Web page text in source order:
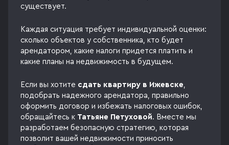
существует.
Каждая ситуация требует индивидуальной оценки:
сколько объектов у собственника, кто будет
арендатором, какие налоги придется платить и
какие планы на недвижимость в будущем.
Если вы хотите сдать квартиру в Ижевске,
подобрать надежного арендатора, правильно
оформить договор и избежать налоговых ошибок,
обращайтесь к Татьяне Петуховой. Вместе мы
разработаем безопасную стратегию, которая
позволит вашей недвижимости приносить